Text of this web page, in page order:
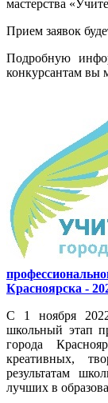
мастерства
Прием заявок
Подробную
конкурсантам вы
Красноярска -
С 1 ноября
школьный этап
города
креативных,
результатам
лучших в